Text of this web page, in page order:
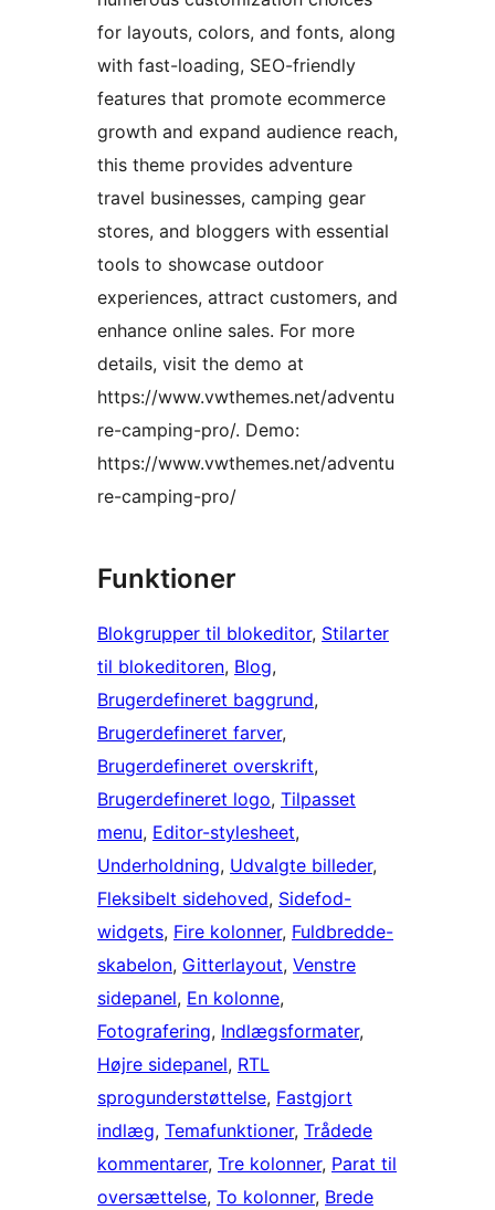
for layouts, colors, and fonts, along
with fast-loading, SEO-friendly
features that promote ecommerce
growth and expand audience reach,
this theme provides adventure
travel businesses, camping gear
stores, and bloggers with essential
tools to showcase outdoor
experiences, attract customers, and
enhance online sales. For more
details, visit the demo at
https://www.vwthemes.net/adventu
re-camping-pro/. Demo:
https://www.vwthemes.net/adventu
re-camping-pro/
Funktioner
Blokgrupper til blokeditor, Stilarter
til blokeditoren, Blog
Brugerdefineret baggrund
Brugerdefineret farver
Brugerdefineret overskrift
Brugerdefineret logo, Tilpasset
menu, Editor-stylesheet
Underholdning, Udvalgte billeder
Fleksibelt sidehoved, Sidefod-
widgets, Fire kolonner, Fuldbredde-
skabelon, Gitterlayout, Venstre
sidepanel, En kolonne
Fotografering, Indlægsformater
Højre sidepanel, RTL
sprogunderstøttelse, Fastgjort
indlæg, Temafunktioner, Trådede
kommentarer, Tre kolonner, Parat til
oversættelse, To kolonner, Brede